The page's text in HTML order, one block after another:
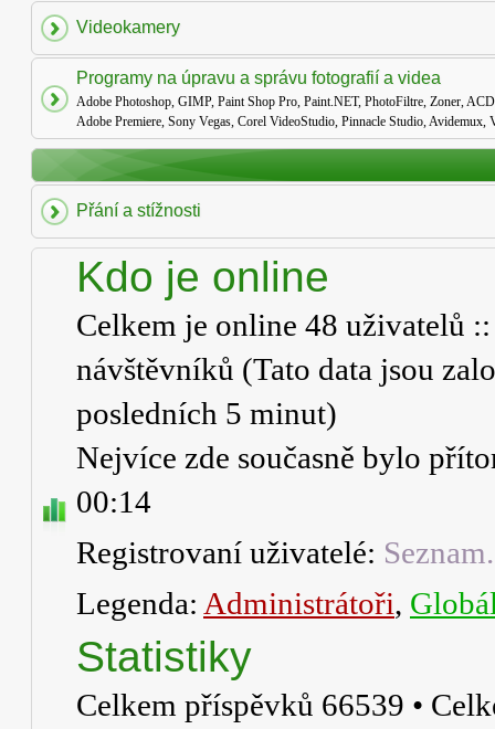
Videokamery
Programy na úpravu a správu fotografií a videa
Adobe Photoshop, GIMP, Paint Shop Pro, Paint.NET, PhotoFiltre, Zoner,
Adobe Premiere, Sony Vegas, Corel VideoStudio, Pinnacle Studio, Avidemux,
Přání a stížnosti
Kdo je online
Celkem je online 48 uživatelů
návštěvníků (Tato data jsou
posledních 5 minut)
Nejvíce zde současně bylo
00:14
Registrovaní uživatelé:
Legenda: Administrátoři,
Statistiky
Celkem příspěvků 66539 •